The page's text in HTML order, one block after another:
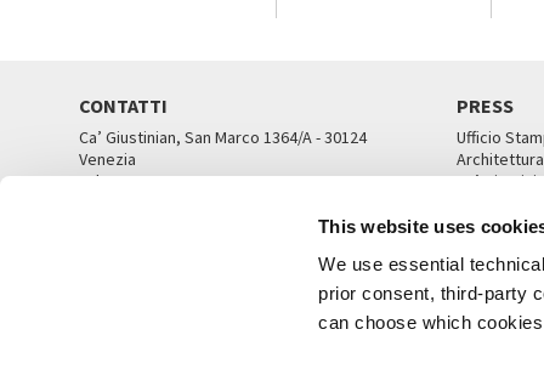
This website uses
We use essential
prior consent, third-party
can choose which
CONTATTI
Ca’ Giustinian, San Marco 1364/A - 30124
Venezia
Tel. 041 5218711
PRESS
Ufficio
Architettura
Ca’
UFFICI